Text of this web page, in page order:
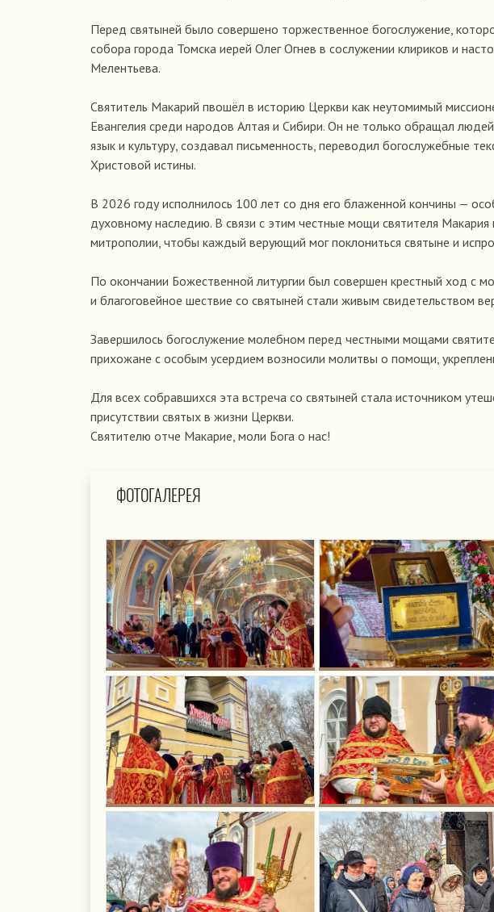
Перед святыней было совершено торжественное богослужение,
собора города Томска иерей Олег Огнев в сослужении клириков и
Мелентьева.
Святитель Макарий пвошёл в историю Церкви как неутомимый
Евангелия среди народов Алтая и Сибири. Он не только обращал
язык и культуру, создавал письменность, переводил богослужебные
Христовой истины.
В 2026 году исполнилось 100 лет со дня его блаженной кончины —
духовному наследию. В связи с этим честные мощи святителя
митрополии, чтобы каждый верующий мог поклониться святыне и
По окончании Божественной литургии был совершен крестный ход с
и благоговейное шествие со святыней стали живым свидетельством
Завершилось богослужение молебном перед честными мощами
прихожане с особым усердием возносили молитвы о помощи,
Для всех собравшихся эта встреча со святыней стала источником
присутствии святых в жизни Церкви.
Святителю отче Макарие, моли Бога о нас!
ФОТОГАЛЕРЕЯ